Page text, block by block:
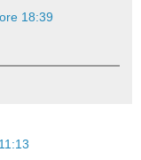
18:39